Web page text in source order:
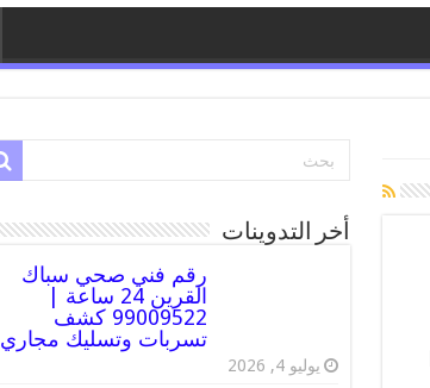
أخر التدوينات
رقم فني صحي سباك
القرين 24 ساعة |
99009522 كشف
تسربات وتسليك مجاري
يوليو 4, 2026